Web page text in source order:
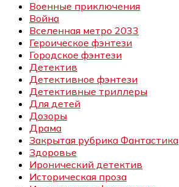
Военные приключения
Война
Вселенная метро 2033
Героическое фэнтези
Городское фэнтези
Детектив
Детективное фэнтези
Детективные триллеры
Для детей
Дозоры
Драма
Закрытая рубрика Фантастика
Здоровье
Иронический детектив
Историческая проза